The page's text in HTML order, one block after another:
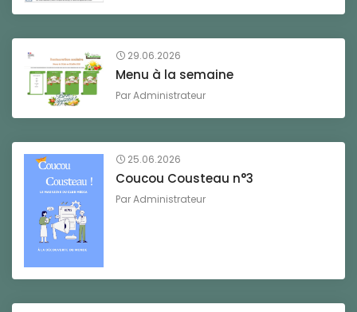
29.06.2026
Menu à la semaine
ParAdministrateur
25.06.2026
Coucou Cousteau n°3
ParAdministrateur